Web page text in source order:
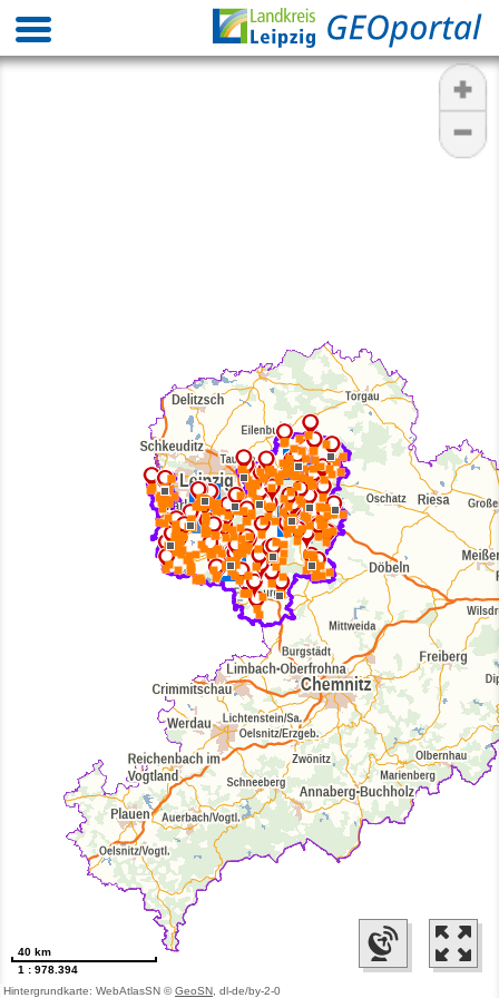
Hintergrundkarte: WebAtlasSN ©GeoSN , dl-de/by-2-0
40 km
1 : 978.394